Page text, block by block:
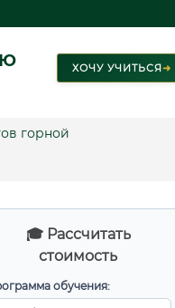
ХОЧУ УЧИТЬСЯ➜
горной
🎓 Рассчитать
стоимость
обучения: